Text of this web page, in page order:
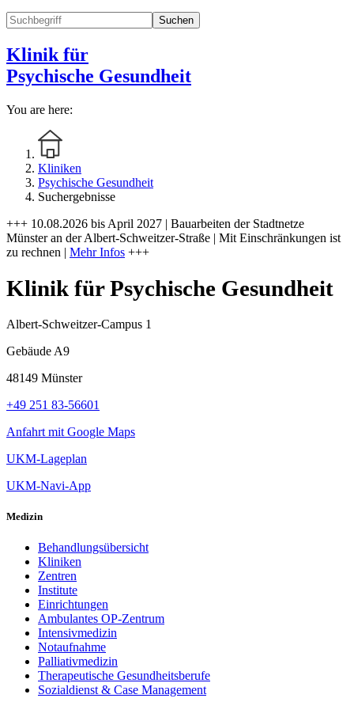
Suchen
Klinik für
Psychische Gesundheit
You are here:
Kliniken
Psychische Gesundheit
Suchergebnisse
+++ 10.08.2026 bis April 2027 | Bauarbeiten der Stadtnetze
Münster an der Albert-Schweitzer-Straße | Mit Einschränkungen ist
zu rechnen | Mehr Infos +++
Klinik für Psychische Gesundheit
Albert-Schweitzer-Campus 1
Gebäude A9
48149 Münster
+49 251 83-56601
Anfahrt mit Google Maps
UKM-Lageplan
UKM-Navi-App
Medizin
Behandlungsübersicht
Kliniken
Zentren
Institute
Einrichtungen
Ambulantes OP-Zentrum
Intensivmedizin
Notaufnahme
Palliativmedizin
Therapeutische Gesundheitsberufe
Sozialdienst & Case Management